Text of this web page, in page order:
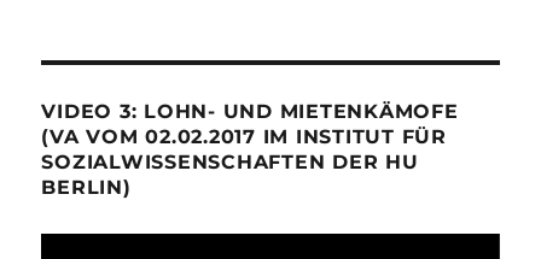
VIDEO 3: LOHN- UND MIETENKÄMOFE
(VA VOM 02.02.2017 IM INSTITUT FÜR
SOZIALWISSENSCHAFTEN DER HU
BERLIN)